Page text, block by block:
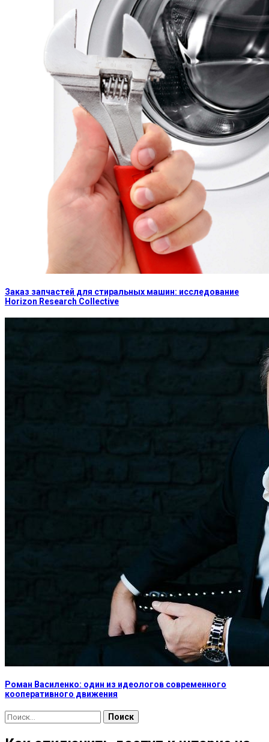
Заказ запчастей для стиральных машин: исследование
Horizon Research Collective
Роман Василенко: один из идеологов современного
кооперативного движения
Найти: